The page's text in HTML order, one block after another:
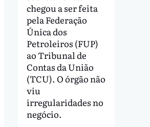
chegou a ser feita
pela Federação
Única dos
Petroleiros (FUP)
ao Tribunal de
Contas da União
(TCU). O órgão não
viu
irregularidades no
negócio.